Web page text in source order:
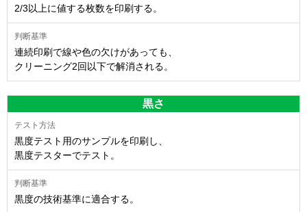
2/3以上に値する枚数を印刷する。
連続印刷で線や色の欠けがあっても、
クリーニング2回以下で解消される。
黒さ
黒度テスト用のサンプルを印刷し、
黒度テスターでテスト。
黒度の技術基準に適合する。